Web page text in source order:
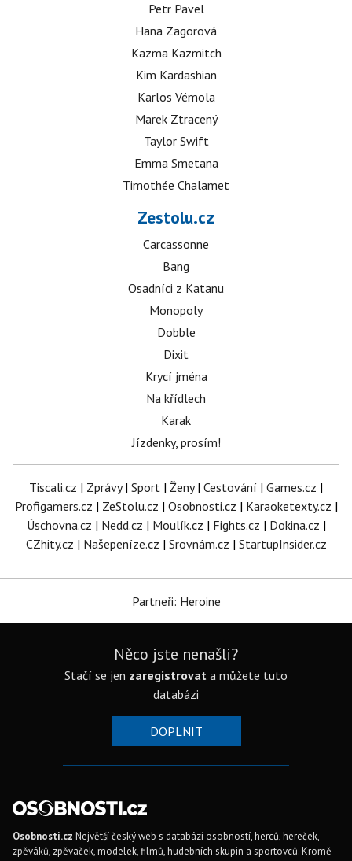
Petr Pavel
Hana Zagorová
Kazma Kazmitch
Kim Kardashian
Karlos Vémola
Marek Ztracený
Taylor Swift
Emma Smetana
Timothée Chalamet
Zestolu.cz
Carcassonne
Bang
Osadníci z Katanu
Monopoly
Dobble
Dixit
Krycí jména
Na křídlech
Karak
Jízdenky, prosím!
Tiscali.cz | Zprávy| Sport | Ženy| Cestování | Games.cz |
Profigamers.cz | ZeStolu.cz | Osobnosti.cz | Karaoketexty.cz |
Úschovna.cz | Nedd.cz | Moulík.cz | Fights.cz | Dokina.cz |
CZhity.cz | Našepeníze.cz | Srovnám.cz | StartupInsider.cz
Partneři: Heroine
Něco jste nenašli?
Stačí se jen zaregistrovat a můžete tuto
databázi
DOPLNIT
Osobnosti.cz Největší český web s databází osobností, herců, hereček,
zpěváků, zpěvaček, modelek, filmů, hudebních skupin a sportovců. Kromě